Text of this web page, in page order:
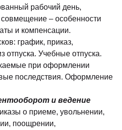
рабочий день,
совмещение – особенности
и компенсации.
график, приказ,
отпуска. Учебные отпуска.
при оформлении
последствия. Оформление
и ведение
о приеме, увольнении,
поощрении,